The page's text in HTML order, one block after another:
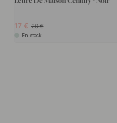
17 20
En stock